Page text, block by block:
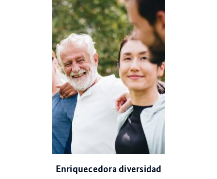
Enriquecedora diversidad